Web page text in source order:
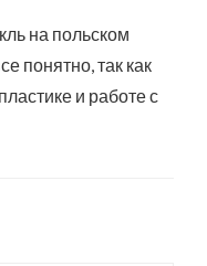
на польском
понятно, так как
и работе с